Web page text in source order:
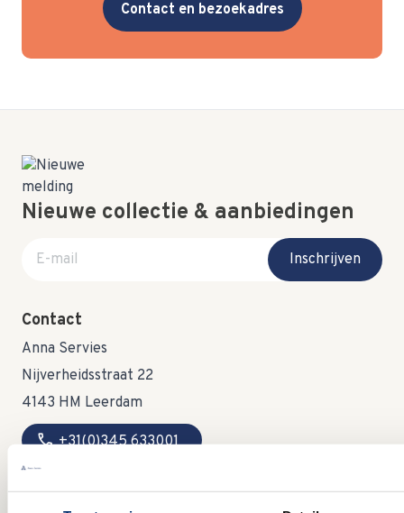
Contact en bezoekadres
Nieuwe collectie & aanbiedingen
E-mail adres
Inschrijven
Contact
Anna Servies
Nijverheidsstraat 22
4143 HM Leerdam
call +31(0)345 633001